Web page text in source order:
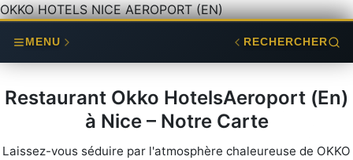
OKKO HOTELS NICE AEROPORT (EN)
MENU RECHERCHER
Restaurant Okko HotelsAeroport (En)
à Nice – Notre Carte
Laissez-vous séduire par l'atmosphère chaleureuse de OKKO